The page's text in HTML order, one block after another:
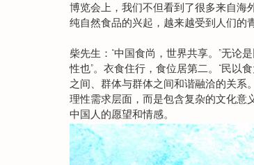
博览会上，我们不但看到了很多来自海
纯自然食品的兴起，越来越受到人们的
柴先生：“中国食尚，世界共享。”无论
性也”。衣食住行，食位居第二。“民以
之间、群体与群体之间和谐融洽的关系
理性需求层面，而是包含复杂的文化意
中国人的愿望和情感。